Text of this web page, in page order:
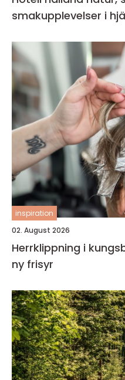
smakupplevelser i
inspiration
02. August 2026
Herrklippning i kungsbacka mer
ny frisyr